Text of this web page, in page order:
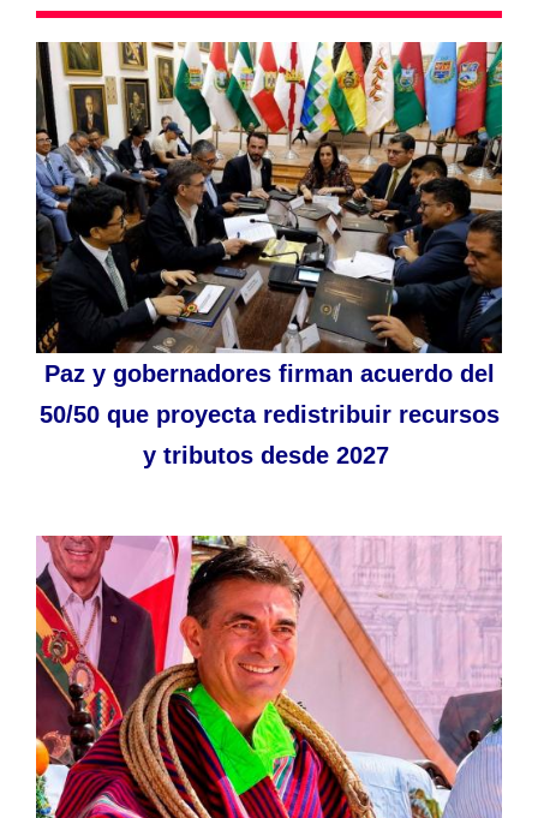
Paz y gobernadores firman acuerdo del
50/50 que proyecta redistribuir recursos
y tributos desde 2027